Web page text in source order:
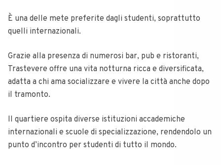
È una delle mete preferite dagli studenti, soprattutto
quelli internazionali.
Grazie alla presenza di numerosi bar, pub e ristoranti,
Trastevere offre una vita notturna ricca e diversificata,
adatta a chi ama socializzare e vivere la città anche dopo
il tramonto.
Il quartiere ospita diverse istituzioni accademiche
internazionali e scuole di specializzazione, rendendolo un
punto d’incontro per studenti di tutto il mondo.